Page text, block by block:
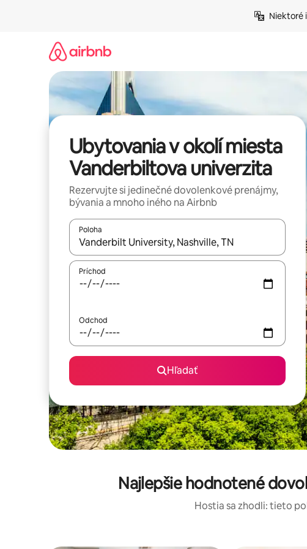
Niektoré
Ubytovania v okolí miesta
Vanderbiltova univerzita
Rezervujte si jedinečné dovolenkové prenájmy,
bývania a mnoho iného na Airbnb
Poloha
Keď budú výsledky k dispozícii, môžete si ich
Príchod
Odchod
Hľadať
Najlepšie hodnotené
Hostia sa zhodli: tieto